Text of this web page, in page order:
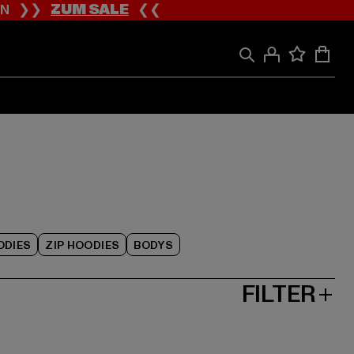
❯❯ZUM SALE❮❮
ZIP HOODIES BODYS
FILTER